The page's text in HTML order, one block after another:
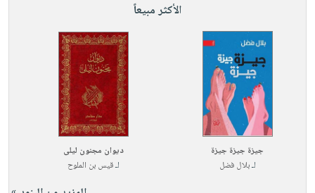
الأكثر مبيعاً
جيزة جيزة جيزة
لـبلال فضل
ديوان مجنون ليلى
لـقيس بن الملوح